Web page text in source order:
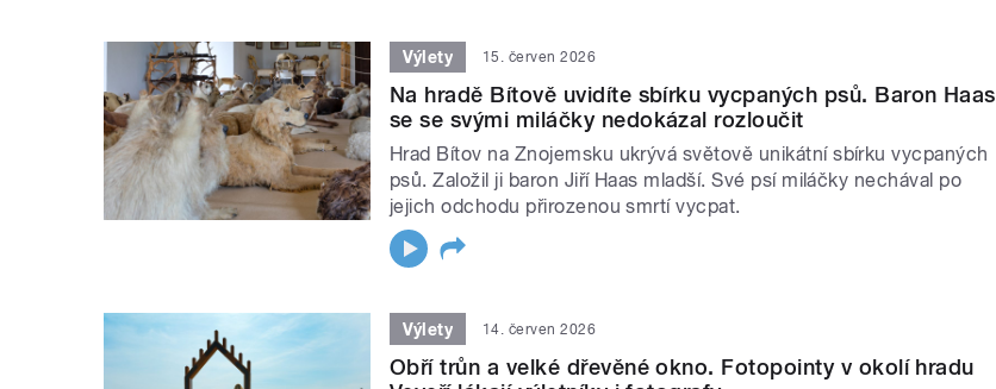
Výlety 15. červen 2026
Na hradě Bítově uvidíte sbírku vycpaných psů. Baron Haas
se se svými miláčky nedokázal rozloučit
Hrad Bítov na Znojemsku ukrývá světově unikátní sbírku vycpaných
psů. Založil ji baron Jiří Haas mladší. Své psí miláčky nechával po
jejich odchodu přirozenou smrtí vycpat.
Výlety 14. červen 2026
Obří trůn a velké dřevěné okno. Fotopointy v okolí hradu